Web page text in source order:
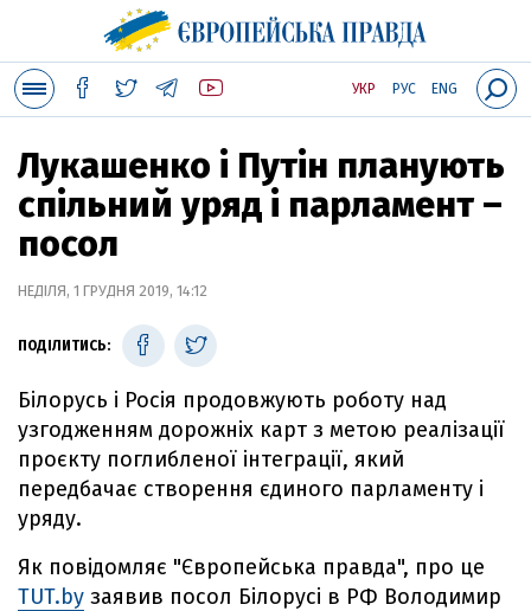
УКР РУС ENG
Лукашенко і Путін планують
спільний уряд і парламент –
посол
НЕДІЛЯ, 1 ГРУДНЯ 2019, 14:12
ПОДІЛИТИСЬ:
Білорусь і Росія продовжують роботу над
узгодженням дорожніх карт з метою реалізації
проєкту поглибленої інтеграції, який
передбачає створення єдиного парламенту і
уряду.
Як повідомляє "Європейська правда", про це
TUT.by заявив посол Білорусі в РФ Володимир